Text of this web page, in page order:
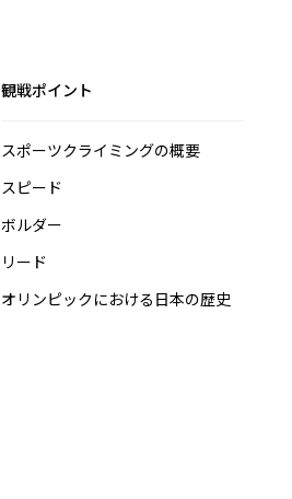
観戦ポイント
スポーツクライミングの概要
スピード
ボルダー
リード
オリンピックにおける日本の歴史